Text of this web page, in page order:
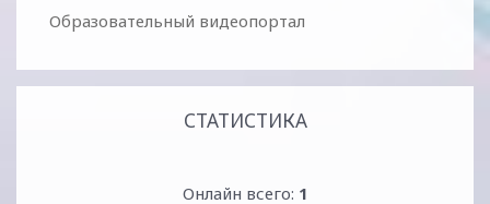
Образовательный видеопортал
СТАТИСТИКА
Онлайн всего: 1